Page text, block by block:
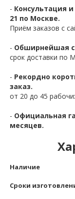
- Консультация
21 по Москве.
Приём заказов с
- Обширнейшая
срок доставки по
- Рекордно
заказ.
от 20 до 45
- Официальная
месяцев.
Наличие
Сроки